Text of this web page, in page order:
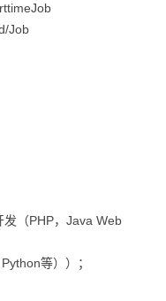
Job
（PHP，Java Web
等））；